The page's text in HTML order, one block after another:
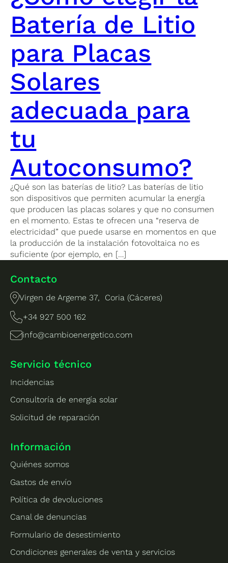
Batería de Litio
para Placas
Solares
adecuada para
tu
Autoconsumo?
¿Qué son las baterías de litio? Las baterías de litio
son dispositivos que permiten acumular la energía
que producen las placas solares y que no consumen
en el momento. Estas te ofrecen una “reserva de
electricidad” que puede usarse en momentos en que
la producción de la instalación fotovoltaica no es
suficiente (por ejemplo, en […]
Contacto
Virgen de Argeme 37, Coria (Cáceres)
+34 927 500 162
info@cambioenergetico.com
Servicio técnico
Incidencias
Consultoría de energía solar
Solicitud de reparación
Información
Quiénes somos
Gastos de envío
Política de devoluciones
Canal de denuncias
Formulario de desestimiento
Condiciones generales de venta y servicios